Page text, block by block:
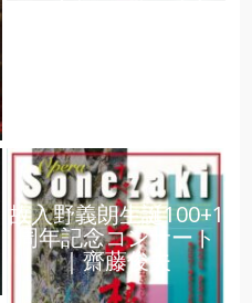
故入野義朗生誕100+1
周年記念コンサート
｜齋藤俊夫